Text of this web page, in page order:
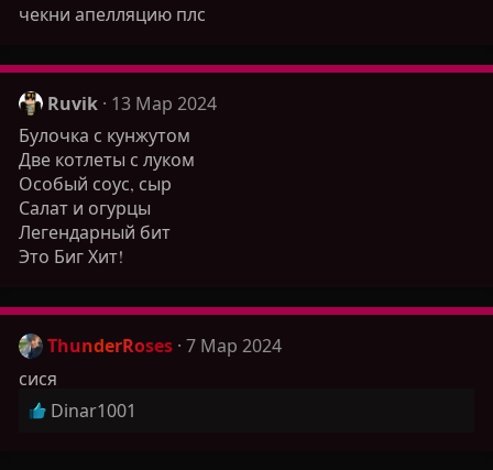
чекни апелляцию плс
Ruvik 13 Мар 2024
Булочка с кунжутом
Две котлеты с луком
Особый соус, сыр
Салат и огурцы
Легендарный бит
Это Биг Хит!
ThunderRoses 7 Мар 2024
сися
Р
Dinar1001